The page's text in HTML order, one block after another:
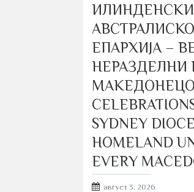
ЕПАРХИЈА –
НЕРАЗДЕЛНИ
SYDNEY
HOMELAND
EVERY
Posted
август 3, 2026